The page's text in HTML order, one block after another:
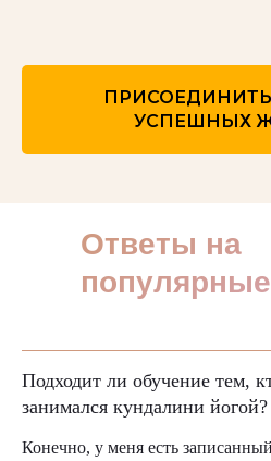
УСПЕШНЫХ
Ответы на
Подходит ли обучение тем,
занимался кундалини йогой?
Конечно, у меня есть